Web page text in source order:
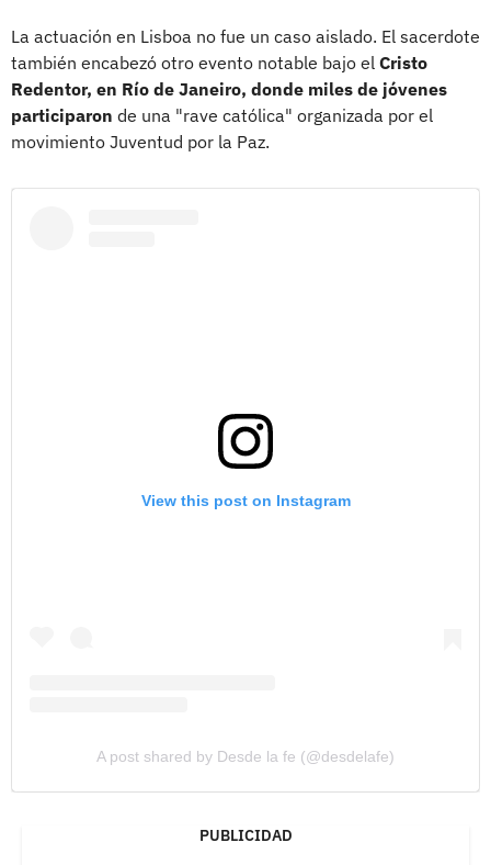
La actuación en Lisboa no fue un caso aislado. El sacerdote
también encabezó otro evento notable bajo el Cristo
Redentor, en Río de Janeiro, donde miles de jóvenes
participaron de una "rave católica" organizada por el
movimiento Juventud por la Paz.
View this post on Instagram
A post shared by Desde la fe (@desdelafe)
PUBLICIDAD